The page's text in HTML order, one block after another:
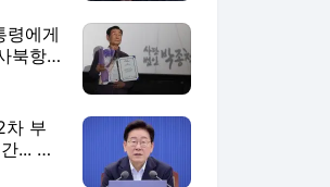
령에게
북항
야"
차 부
... 고